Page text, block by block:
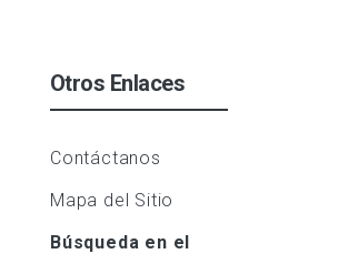
Otros Enlaces
Contáctanos
Mapa del Sitio
Búsqueda en el